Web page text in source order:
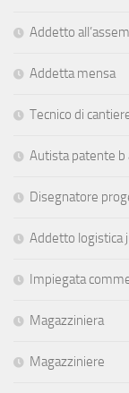
Addetto
Addetta mensa
Tecnico di
Autista patente b
Disegnatore
Addetto logistica
Impiegata
Magazziniera
Magazziniere